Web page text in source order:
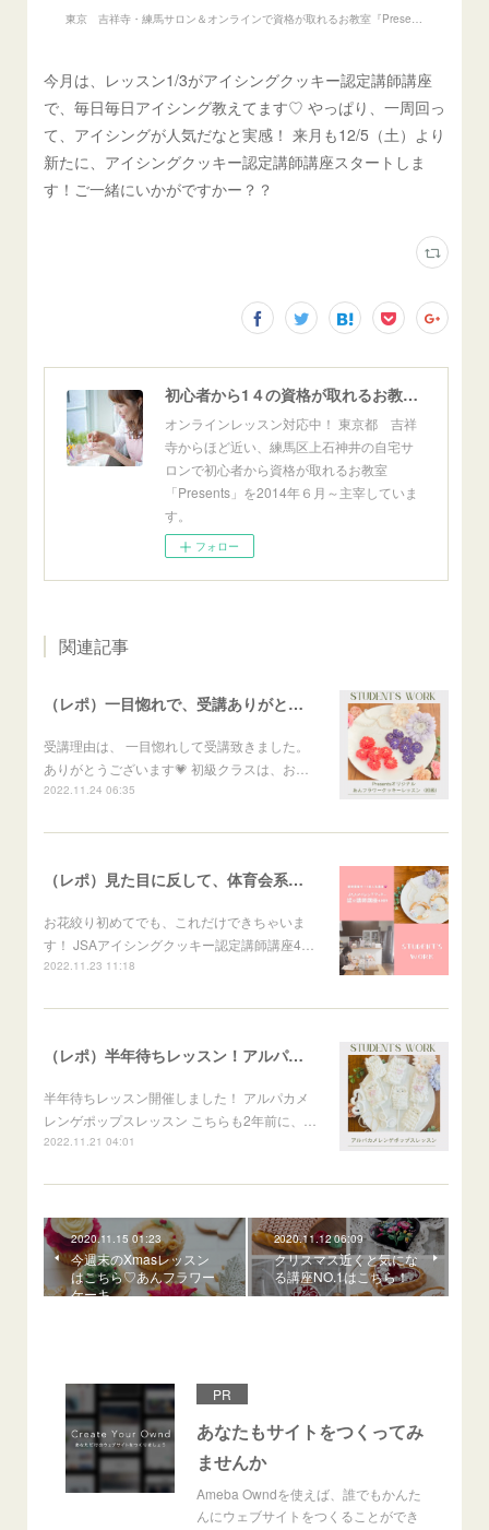
東京 吉祥寺・練馬サロン＆オンラインで資格が取れるお教室『Presents』アイシングクッキー、練り切りアート、あんフラワー教室
今月は、レッスン1/3がアイシングクッキー認定講師講座
で、毎日毎日アイシング教えてます♡ やっぱり、一周回っ
て、アイシングが人気だなと実感！ 来月も12/5（土）より
新たに、アイシングクッキー認定講師講座スタートしま
す！ご一緒にいかがですかー？？
初心者から1４の資格が取れるお教室「Presents」東京自宅サロン＆オンライン
オンラインレッスン対応中！ 東京都 吉祥
寺からほど近い、練馬区上石神井の自宅サ
ロンで初心者から資格が取れるお教室
「Presents」を2014年６月～主宰していま
す。
フォロー
関連記事
（レポ）一目惚れで、受講ありがとうございます🙏
受講理由は、 一目惚れして受講致きました。
ありがとうございます💗 初級クラスは、お…
2022.11.24 06:35
（レポ）見た目に反して、体育会系な回（笑）
お花絞り初めてでも、これだけできちゃいま
す！ JSAアイシングクッキー認定講師講座4…
2022.11.23 11:18
（レポ）半年待ちレッスン！アルパカメレンゲポップス
半年待ちレッスン開催しました！ アルパカメ
レンゲポップスレッスン こちらも2年前に、…
2022.11.21 04:01
2020.11.15 01:23
今週末のXmasレッスン
はこちら♡あんフラワー
ケーキ
2020.11.12 06:09
クリスマス近くと気にな
る講座NO.1はこちら！
PR
あなたもサイトをつくってみ
ませんか
Ameba Owndを使えば、誰でもかんた
んにウェブサイトをつくることができ